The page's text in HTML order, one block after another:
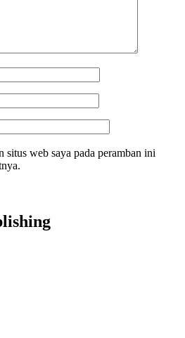
situs web saya pada peramban ini